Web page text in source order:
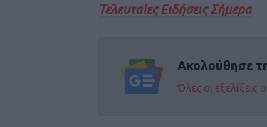
Τελευταίες Ειδήσεις Σήμερα
Ακολούθησε
Όλες οι